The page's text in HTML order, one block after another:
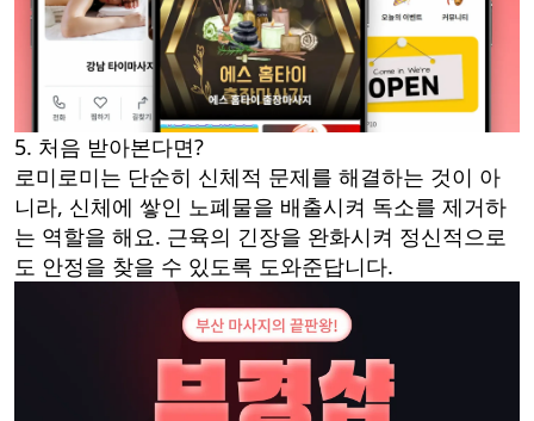
5. 처음 받아본다면?
로미로미는 단순히 신체적 문제를 해결하는 것이 아
니라, 신체에 쌓인 노폐물을 배출시켜 독소를 제거하
는 역할을 해요. 근육의 긴장을 완화시켜 정신적으로
도 안정을 찾을 수 있도록 도와준답니다.